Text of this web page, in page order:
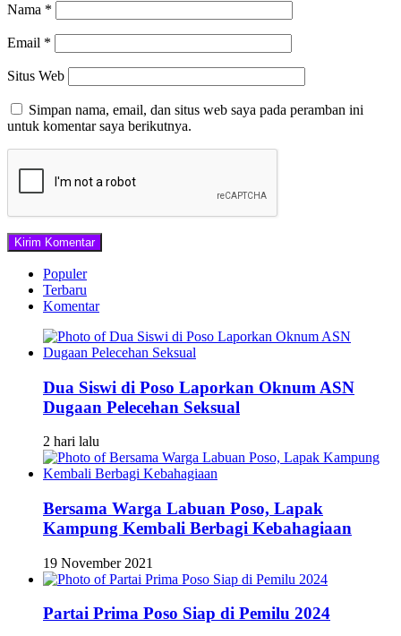
Nama *
Email *
Situs Web
Simpan nama, email, dan situs web saya pada peramban ini
untuk komentar saya berikutnya.
Populer
Terbaru
Komentar
Dua Siswi di Poso Laporkan Oknum ASN
Dugaan Pelecehan Seksual
2 hari lalu
Bersama Warga Labuan Poso, Lapak
Kampung Kembali Berbagi Kebahagiaan
19 November 2021
Partai Prima Poso Siap di Pemilu 2024